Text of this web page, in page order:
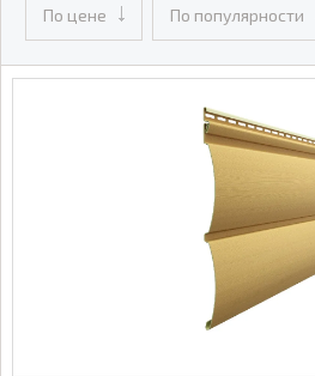
По цене По популярности